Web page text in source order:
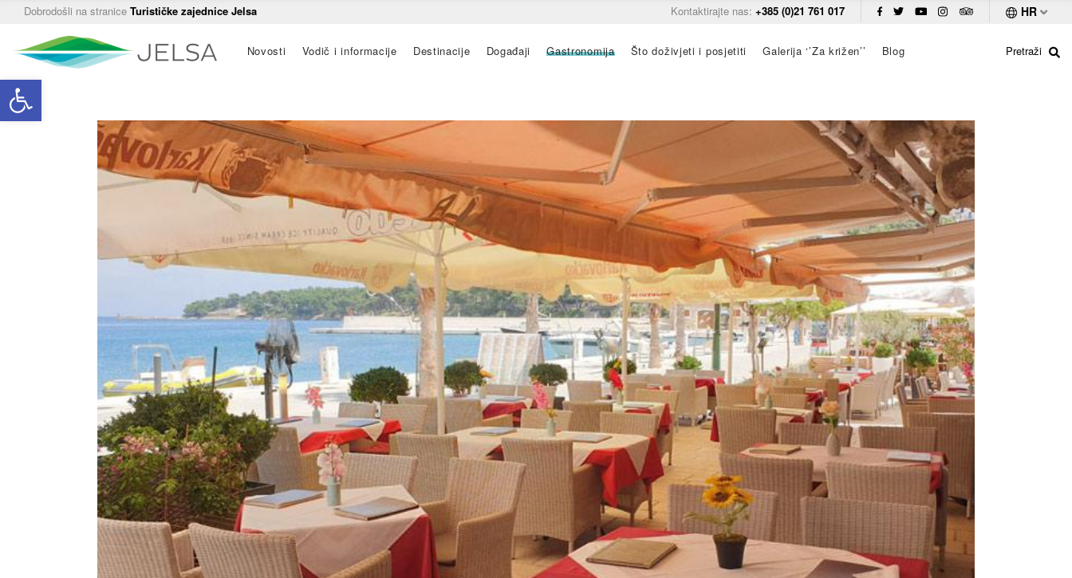
Open toolbar
Dobrodošli na stranice Turističke zajednice Jelsa HR
Kontaktirajte nas: +385 (0)21 761 017
Pretraži
Main
Novosti Vodič i informacije Destinacije Događaji Gastronomija Što doživjeti i posjetiti Galerija ‘’Za križen’’ Blog